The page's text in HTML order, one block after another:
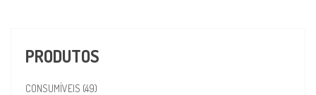
PRODUTOS
CONSUMÍVEIS (49)